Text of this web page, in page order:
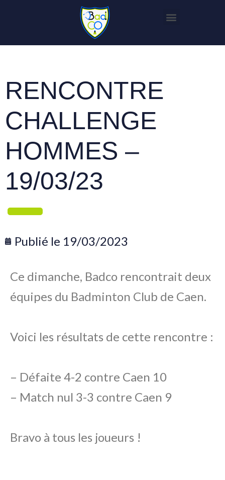
RENCONTRE
CHALLENGE
HOMMES –
19/03/23
Publié le 19/03/2023
Ce dimanche, Badco rencontrait deux
équipes du Badminton Club de Caen.
Voici les résultats de cette rencontre :
– Défaite 4-2 contre Caen 10
– Match nul 3-3 contre Caen 9
Bravo à tous les joueurs !